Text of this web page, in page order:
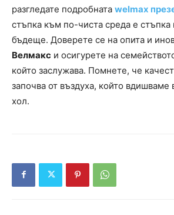
разгледате подробната welmax
стъпка към по-чиста среда е
бъдеще. Доверете се на опита и
Велмакс и осигурете на
който заслужава. Помнете, че
започва от въздуха, който вдишваме
хол.